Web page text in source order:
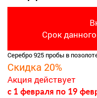
Срок
Серебро 925 пробы в
Скидка 20%
Акция действует
c 1 февраля по 19